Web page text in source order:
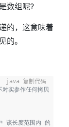
数组呢?
的，这意味着
的。
实参作任何拷贝
该长度范围内 的所有元
复制代码